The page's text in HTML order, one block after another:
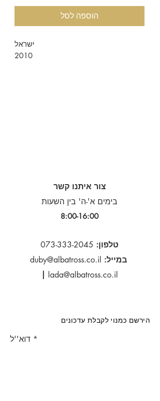
הוספה לסל
ישראל
2010
צור איתנו קשר
בימים א'-ה' בין השעות
8:00-16:00​
טלפון: 073-333-2045
במייל: duby@albatross.co.il
| lada@albatross.co.il
הירשם כמנוי לקבלת עדכונים
דוא''ל